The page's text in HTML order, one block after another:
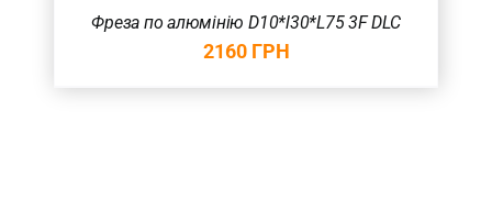
Фреза по алюмінію D10*l30*L75 3F DLC
2160 ГРН